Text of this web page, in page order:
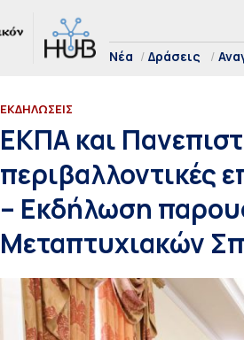
Νέα Δράσεις
ΕΚΔΗΛΩΣΕΙΣ
ΕΚΠΑ και
περιβαλλοντικές
– Εκδήλωση
Μεταπτυχιακών